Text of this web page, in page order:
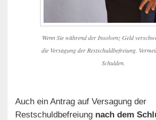
Wenn Sie während der Insolvenz Geld
die Versagung der Restschuldbefreiung.
Schulden.
Auch ein Antrag auf Versagung der
Restschuldbefreiung nach dem